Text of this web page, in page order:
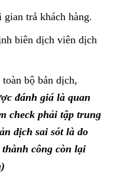
trả khách hàng.
biên dịch viên dịch
bộ bản dịch,
đánh giá là quan
check phải tập trung
dịch sai sót là do
công còn lại